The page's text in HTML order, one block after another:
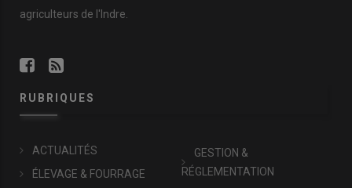
agriculteurs de l'Indre.
RUBRIQUES
ACTUALITÉS
ÉLEVAGE & FOURRAGE
GESTION &
RÉGLEMENTATION